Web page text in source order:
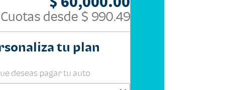
Cuotas desde $ 990.49
tu plan
deseas pagar tu auto